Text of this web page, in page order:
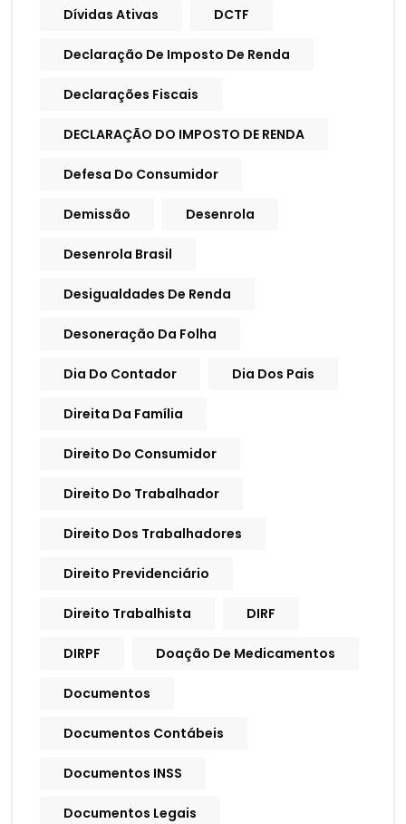
Dívidas Ativas DCTF
Declaração De Imposto De Renda
Declarações Fiscais
DECLARAÇÃO DO IMPOSTO DE RENDA
Defesa Do Consumidor
Demissão Desenrola
Desenrola Brasil
Desigualdades De Renda
Desoneração Da Folha
Dia Do Contador Dia Dos Pais
Direita Da Família
Direito Do Consumidor
Direito Do Trabalhador
Direito Dos Trabalhadores
Direito Previdenciário
Direito Trabalhista DIRF
DIRPF Doação De Medicamentos
Documentos
Documentos Contábeis
Documentos INSS
Documentos Legais